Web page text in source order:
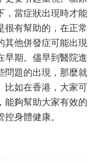
，當症狀出現時才能
很有幫助的，在正常
其他併發症可能出現
早期。儘早到醫院進
問題的出現，那麼就
比如在香港，大家可
能夠幫助大家有效的
身體健康。